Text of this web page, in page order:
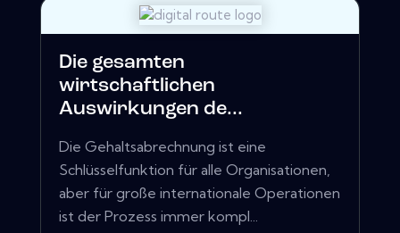
Die gesamten
wirtschaftlichen
Auswirkungen de...
Die Gehaltsabrechnung ist eine
Schlüsselfunktion für alle Organisationen,
aber für große internationale Operationen
ist der Prozess immer kompl...